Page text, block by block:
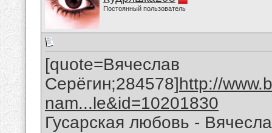
Постоянный пользователь
[quote=Вячеслав
Серёгин;284578]http://
nam...le&id=10201830
Гусарская любовь -